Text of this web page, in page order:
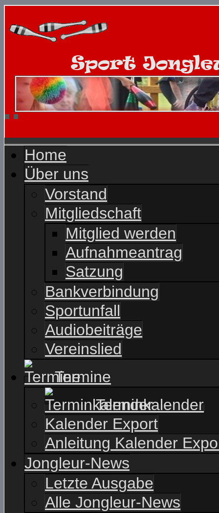
Home
Über uns
Vorstand
Mitgliedschaft
Mitglied werden
Aufnahmeantrag
Satzung
Bankverbindung
Sportunfall
Audiobeiträge
Vereinslied
Termine
Terminkalender
Kalender Export
Anleitung Kalender
Jongleur-News
Letzte Ausgabe
Alle Jongleur-News